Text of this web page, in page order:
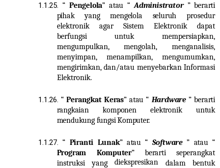
1.1.25.“ Pengelola” atau “Administrator ” berarti
pihak yang mengelola seluruh prosedur
elektronik agar Sistem Elektronik dapat
berfungsi untuk mempersiapkan,
mengumpulkan, mengolah, menganalisis,
menyimpan, menampilkan, mengumumkan,
mengirimkan, dan/atau menyebarkan Informasi
Elektronik.
1.1.26.“Perangkat Keras” atau “ Hardware ” berarti
rangkaian komponen elektronik untuk
mendukung fungsi Komputer.
1.1.27.“ Piranti Lunak” atau “ Software ” atau “
Program Komputer” berarti seperangkat
instruksi yangdiekspresikan dalam bentuk